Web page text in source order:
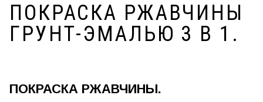
ПОКРАСКА РЖАВЧИНЫ
ГРУНТ-ЭМАЛЬЮ 3 В 1.
ПОКРАСКА РЖАВЧИНЫ.